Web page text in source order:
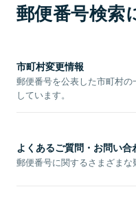
郵便番号検索
市町村変更情報
郵便番号を公表した市町村
しています。
よくあるご質問・お問い合
郵便番号に関するさまざまな